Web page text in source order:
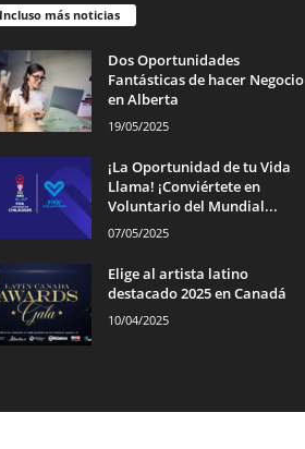
Incluso más noticias
Dos Oportunidades
Fantásticas de hacer Negocio
en Alberta
19/05/2025
¡La Oportunidad de tu Vida
Llama! ¡Conviértete en
Voluntario del Mundial...
07/05/2025
Elige al artista latino
destacado 2025 en Canadá
10/04/2025